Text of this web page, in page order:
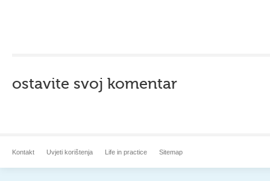
ostavite svoj komentar
Kontakt Uvjeti korištenja Life in practice Sitemap